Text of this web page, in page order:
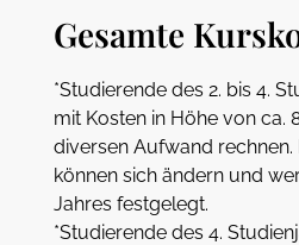
Gesamte
*Studierende des 2. bis 4.
mit Kosten in Höhe von ca.
diversen Aufwand rechnen.
können sich ändern und
Jahres festgelegt.
*Studierende des 4.